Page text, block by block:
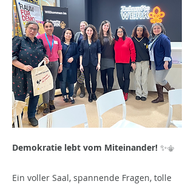
Demokratie lebt vom Miteinander! ✨⚜️
Ein voller Saal, spannende Fragen, tolle